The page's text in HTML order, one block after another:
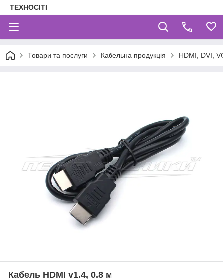
ТЕХНОСІТІ
Товари та послуги Кабельна продукція HDMI, DVI,
Кабель HDMI v1.4, 0.8 м